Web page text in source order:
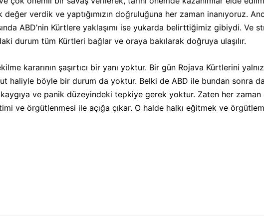
verdik ve yaptığımızın doğruluğuna her zaman inanıyoruz.
ABD’nin Kürtlere yaklaşımı ise yukarda belirttiğimiz gibiydi. Ve
durum tüm Kürtleri bağlar ve oraya bakılarak doğruya ulaşılır.
kararının şaşırtıcı bir yanı yoktur. Bir gün Rojava Kürtlerini
haliyle böyle bir durum da yoktur. Belki de ABD ile bundan sonra
kaygıya ve panik düzeyindeki tepkiye gerek yoktur. Zaten her
ve örgütlenmesi ile açığa çıkar. O halde halkı eğitmek ve